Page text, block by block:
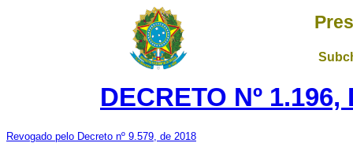
DECRETO Nº
Revogado pelo Decreto nº 9.579, de 2018